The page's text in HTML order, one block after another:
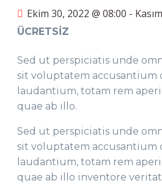
Ekim 30, 2022 @ 08:00 -
ÜCRETSIZ
Sed ut perspiciatis unde
sit voluptatem accusantium
laudantium, totam rem
quae ab illo.
Sed ut perspiciatis unde
sit voluptatem accusantium
laudantium, totam rem
quae ab illo inventore